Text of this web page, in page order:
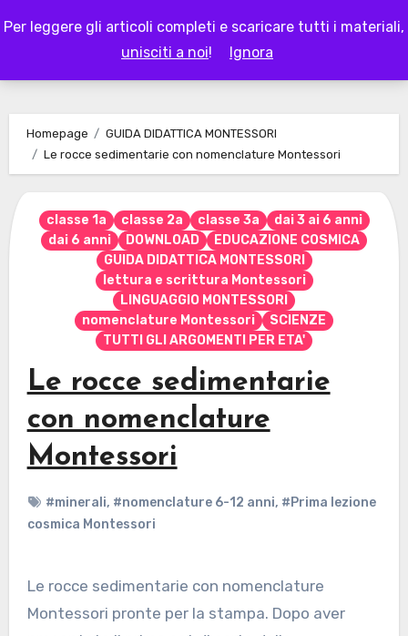
Per leggere gli articoli completi e scaricare tutti i materiali,
unisciti a noi! Ignora
to
LAPAPPADOLCE
Homepage
GUIDA DIDATTICA MONTESSORI
Le rocce sedimentarie con nomenclature Montessori
classe 1a classe 2a classe 3a
dai 3 ai 6 anni
dai 6 anni
DOWNLOAD
EDUCAZIONE COSMICA
GUIDA DIDATTICA MONTESSORI
lettura e scrittura Montessori
LINGUAGGIO MONTESSORI
nomenclature Montessori
SCIENZE
TUTTI GLI ARGOMENTI PER ETA'
Le rocce sedimentarie
con nomenclature
Montessori
#minerali, #nomenclature 6-12 anni, #Prima lezione
cosmica Montessori
Le rocce sedimentarie con nomenclature
Montessori pronte per la stampa. Dopo aver